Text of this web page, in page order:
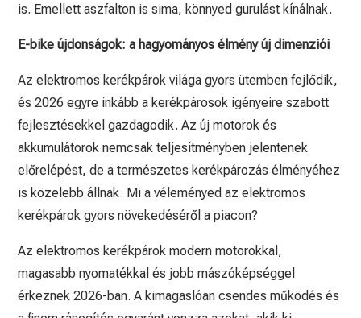
is. Emellett aszfalton is sima, könnyed gurulást kínálnak.
E-bike újdonságok: a hagyományos élmény új dimenziói
Az elektromos kerékpárok világa gyors ütemben fejlődik,
és 2026 egyre inkább a kerékpárosok igényeire szabott
fejlesztésekkel gazdagodik. Az új motorok és
akkumulátorok nemcsak teljesítményben jelentenek
előrelépést, de a természetes kerékpározás élményéhez
is közelebb állnak. Mi a véleményed az elektromos
kerékpárok gyors növekedéséről a piacon?
Az elektromos kerékpárok modern motorokkal,
magasabb nyomatékkal és jobb mászóképséggel
érkeznek 2026-ban. A kimagaslóan csendes működés és